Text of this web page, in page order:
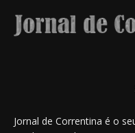
Jornal de Correntina é o